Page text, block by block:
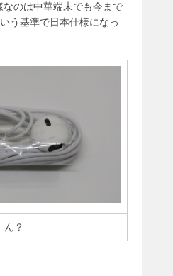
のは中華端末でも今まで
う基準で日本仕様になっ
ん？